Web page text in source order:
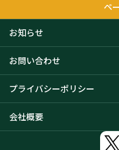
ペ
お知らせ
お問い合わせ
プライバシーポリシー
会社概要